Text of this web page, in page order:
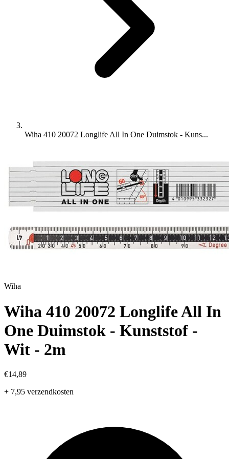
Wiha 410 20072 Longlife All In One Duimstok - Kuns...
Wiha
Wiha 410 20072 Longlife All In
One Duimstok - Kunststof -
Wit - 2m
€14,89
+ 7,95 verzendkosten